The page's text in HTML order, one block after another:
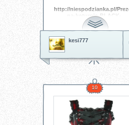
http://niespodzianka.pl/
na-koturnie-BLACK-
ENGLAND.html
kesi777
10